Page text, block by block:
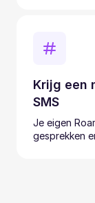
Krijg een
SMS
Je eigen
gesprekken